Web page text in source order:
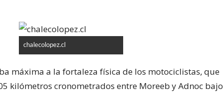
chalecolopez.cl
máxima a la fortaleza física de los motociclistas, que
kilómetros cronometrados entre Moreeb y Adnoc bajo